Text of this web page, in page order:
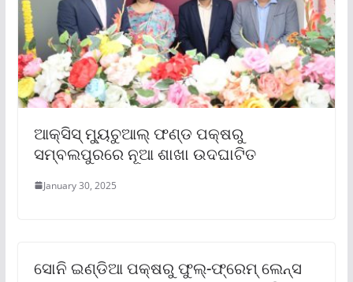
ଆକ୍ସିସ୍ ମ୍ୟୁଚୁଆଲ୍ ଫଣ୍ଡ ପକ୍ଷରୁ
ସମ୍ବଲପୁରରେ ନୂଆ ଶାଖା ଉଦଘାଟିତ
January 30, 2025
ସୋନି ଇଣ୍ଡିଆ ପକ୍ଷରୁ ଫୁଲ୍‌-ଫ୍ରେମ୍ ଲେନ୍‌ସ